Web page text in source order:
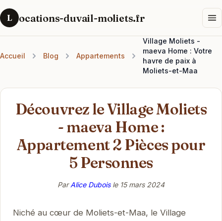
L ocations-duvail-moliets.fr
Accueil Blog Appartements
Village Moliets -
maeva Home : Votre
havre de paix à
Moliets-et-Maa
Découvrez le Village Moliets
- maeva Home :
Appartement 2 Pièces pour
5 Personnes
ParAlice Duboisle 15 mars 2024
Niché au cœur de Moliets-et-Maa, le Village